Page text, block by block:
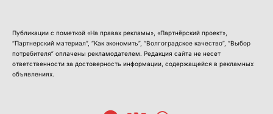
Публикации с пометкой «На правах рекламы», «Партнёрский проект»,
“Партнерский материал”, “Как экономить”, “Волгоградское качество”, “Выбор
потребителя” оплачены рекламодателем. Редакция сайта не несет
ответственности за достоверность информации, содержащейся в рекламных
объявлениях.